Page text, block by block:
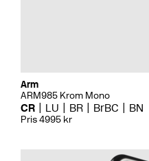
Arm
ARM985 Krom Mono
CR LU BR BrBC BN
Pris 4995 kr